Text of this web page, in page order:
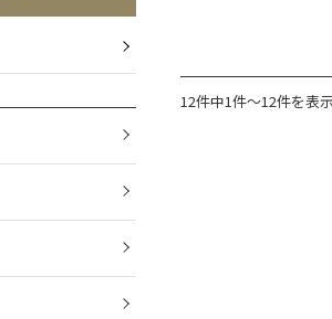
12件中1件～12件を表示